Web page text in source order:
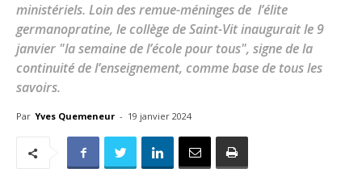
ministériels. Loin des remue-méninges de l’élite
germanopratine, le collège de Saint-Vit inaugurait le 9
janvier "la semaine de l’école pour tous", signe de la
continuité de l’enseignement, comme base de tous les
savoirs.
Par Yves Quemeneur - 19 janvier 2024